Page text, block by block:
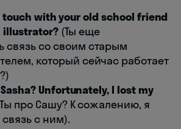
with your old school friend
illustrator?(Ты еще
со своим старым
который сейчас работает
Unfortunately, I lost my
про Сашу? К сожалению, я
с ним).